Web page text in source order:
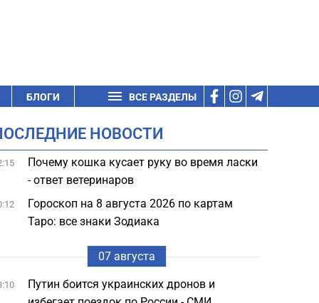
БЛОГИ ВСЕ РАЗДЕЛЫ
НОВОСТИ
Почему кошка кусает руку во время ласки
- ответ ветеринаров
Гороскоп на 8 августа 2026 по картам
Таро: все знаки Зодиака
07 августа
Путин боится украинских дронов и